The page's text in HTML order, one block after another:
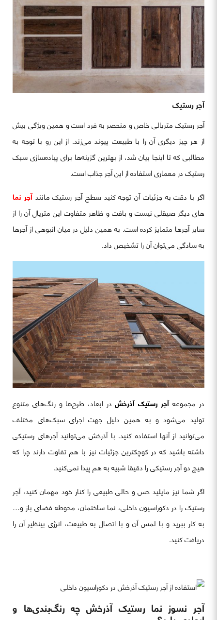
آجر رستیک
آجر رستیک متریالی خاص و منحصر به فرد است و همین ویژگی بیش
از هر چیز دیگری آن را با طبیعت پیوند می‌زند. از این رو با توجه به
مطالبی که تا اینجا بیان شد، از بهترین گزینه‌ها برای پیاده‌سازی سبک
رستیک در معماری استفاده از این آجر جذاب است.
اگر با دقت به جزئیات آن توجه کنید سطح آجر رستیک مانندآجر نما
های دیگر صیقلی نیست و بافت و ظاهر متفاوت این متریال آن را از
سایر آجرها متمایز کرده است. به همین دلیل در میان انبوهی از آجرها
به سادگی می‌توان آن را تشخیص داد.
در مجموعهآجر رستیک آذرخشدر ابعاد، طرح‌ها و رنگ‌های متنوع
تولید می‌شود و به همین دلیل جهت اجرای سبک‌های مختلف
می‌توانید از آنها استفاده کنید. با آذرخش می‌توانید آجرهای رستیکی
داشته باشید که در کوچکترین جزئیات نیز با هم تفاوت دارند چرا که
هیچ دو آجر رستیکی را دقیقا شبیه به هم پیدا نمی‌کنید.
اگر شما نیز مایلید حس و حالی طبیعی را کنار خود مهمان کنید، آجر
رستیک را در دکوراسیون داخلی، نما ساختمان، محوطه فضای باز و…
به کار ببرید و با لمس آن و با اتصال به طبیعت، انرژی بینظیر آن را
دریافت کنید.
آجر نسوز نما رستیک آذرخش چه رنگ‌بندی‌ها و